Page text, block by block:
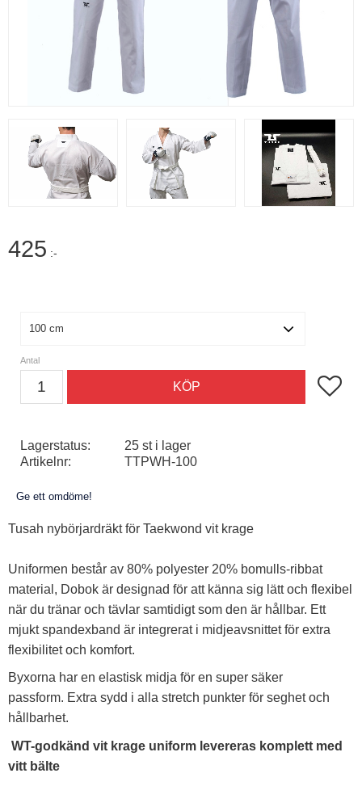
425 :-
Antal
KÖP Lägg
Lagerstatus
25 st i lager
Artikelnr
TTPWH-100
Ge ett omdöme!
Tusah nybörjardräkt för Taekwond vit krage
Uniformen består av 80% polyester 20% bomulls-ribbat
material, Dobok är designad för att känna sig lätt och flexibel
när du tränar och tävlar samtidigt som den är hållbar. Ett
mjukt spandexband är integrerat i midjeavsnittet för extra
flexibilitet och komfort.
Byxorna har en elastisk midja för en super säker
passform. Extra sydd i alla stretch punkter för seghet och
hållbarhet.
WT-godkänd vit krage uniform levereras komplett med
vitt bälte